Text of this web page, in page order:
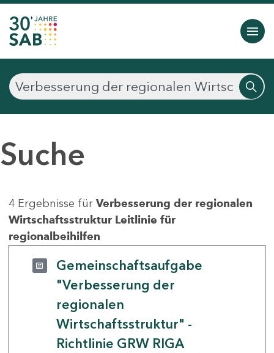
Suche
4 Ergebnisse für Verbesserung der regionalen
Wirtschaftsstruktur Leitlinie für
regionalbeihilfen
Gemeinschaftsaufgabe
"Verbesserung der
regionalen
Wirtschaftsstruktur" -
Richtlinie GRW RIGA